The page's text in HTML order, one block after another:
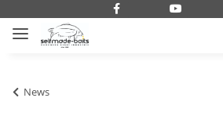
News